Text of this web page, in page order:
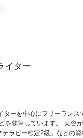
イター
ターを中心にフリーランス
を執筆しています。 美容
テラピー検定2級」などの